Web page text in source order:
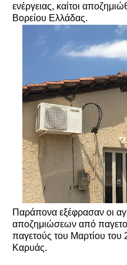
ενέργειας, καίτοι
Βορείου Ελλάδας.
Παράπονα εξέφρασαν οι
αποζημιώσεων από
παγετούς του Μαρτίου του
Καρυάς.